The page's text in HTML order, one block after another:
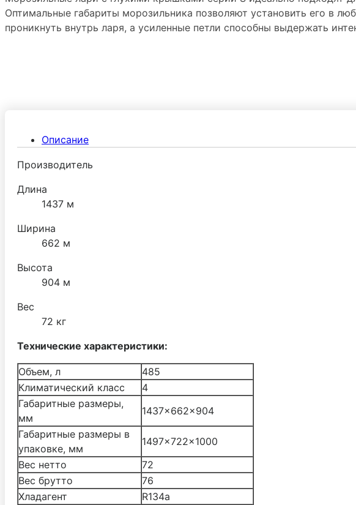
Оптимальные габариты морозильника позволяют установить его в
проникнуть внутрь ларя, а усиленные петли способны выдержать
Описание
Производитель
Длина
1437 м
Ширина
662 м
Высота
904 м
Вес
72 кг
Технические характеристики:
Объем, л
485
Климатический класс
4
Габаритные размеры,
мм
1437×662×904
Габаритные размеры в
упаковке, мм
1497×722×1000
Вес нетто
72
Вес брутто
76
Хладагент
R134a